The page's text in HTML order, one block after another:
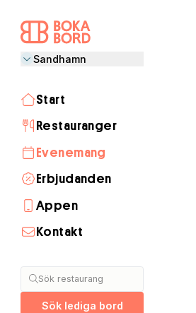
Sandhamn
Start
Restauranger
Evenemang
Erbjudanden
Appen
Kontakt
Sök restaurang
Sök lediga bord